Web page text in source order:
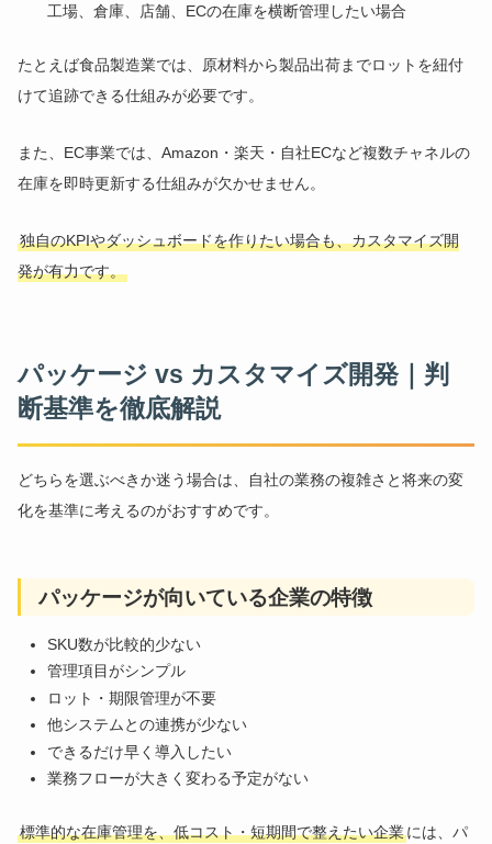
工場、倉庫、店舗、ECの在庫を横断管理したい場合
たとえば食品製造業では、原材料から製品出荷までロットを紐付
けて追跡できる仕組みが必要です。
また、EC事業では、Amazon・楽天・自社ECなど複数チャネルの
在庫を即時更新する仕組みが欠かせません。
独自のKPIやダッシュボードを作りたい場合も、カスタマイズ開
発が有力です。
パッケージ vs カスタマイズ開発｜判
断基準を徹底解説
どちらを選ぶべきか迷う場合は、自社の業務の複雑さと将来の変
化を基準に考えるのがおすすめです。
パッケージが向いている企業の特徴
SKU数が比較的少ない
管理項目がシンプル
ロット・期限管理が不要
他システムとの連携が少ない
できるだけ早く導入したい
業務フローが大きく変わる予定がない
標準的な在庫管理を、低コスト・短期間で整えたい企業には、パ